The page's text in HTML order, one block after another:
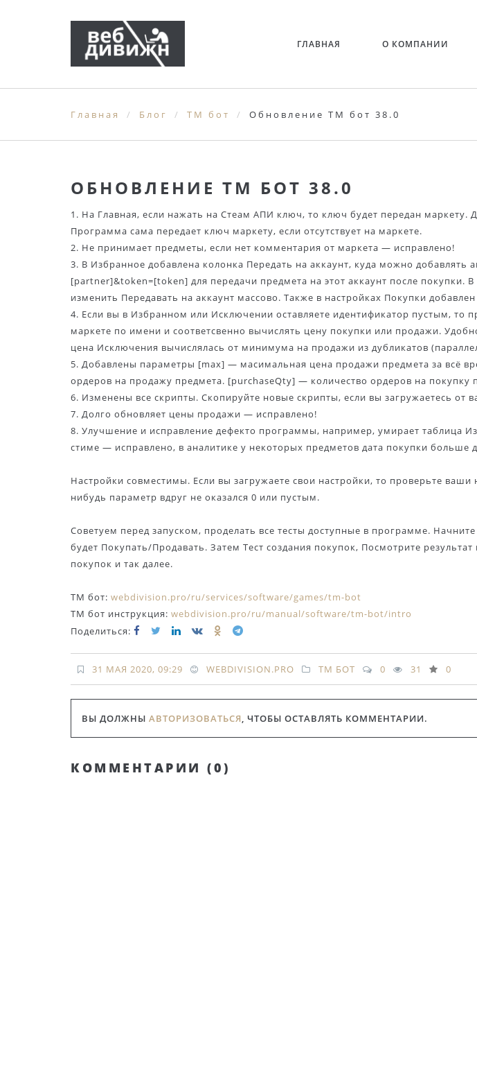
ГЛАВНАЯ О КОМПАНИИ
Главная Блог TM бот Обновление TM бот 38.0
ОБНОВЛЕНИЕ TM БОТ 38.0
1. На Главная, если нажать на Стеам АПИ ключ, то ключ будет передан маркету.
Программа сама передает ключ маркету, если отсутствует на маркете.
2. Не принимает предметы, если нет комментария от маркета — исправлено!
3. В Избранное добавлена колонка Передать на аккаунт, куда можно добавлять
[partner]&token=[token] для передачи предмета на этот аккаунт после
изменить Передавать на аккаунт массово. Также в настройках Покупки
4. Если вы в Избранном или Исключении оставляете идентификатор пустым, то
маркете по имени и соответсвенно вычислять цену покупки или продажи.
цена Исключения вычислялась от минимума на продажи из дубликатов
5. Добавлены параметры [max] — масимальная цена продажи предмета за всё
ордеров на продажу предмета. [purchaseQty] — количество ордеров на покупку
6. Изменены все скрипты. Скопируйте новые скрипты, если вы загружаетесь от
7. Долго обновляет цены продажи — исправлено!
8. Улучшение и исправление дефекто программы, например, умирает таблица
стиме — исправлено, в аналитике у некоторых предметов дата покупки
Настройки совместимы. Если вы загружаете свои настройки, то проверьте
нибудь параметр вдруг не оказался 0 или пустым.
Советуем перед запуском, проделать все тесты доступные в программе.
будет Покупать/Продавать. Затем Тест создания покупок, Посмотрите
покупок и так далее.
TM бот: webdivision.pro/ru/services/software/games/tm-bot
TM бот инструкция: webdivision.pro/ru/manual/software/tm-bot/intro
Поделиться:
31 МАЯ 2020, 09:29 WEBDIVISION.PRO TM БОТ 0 31 0
ВЫ ДОЛЖНЫ АВТОРИЗОВАТЬСЯ, ЧТОБЫ ОСТАВЛЯТЬ КОММЕНТАРИИ.
КОММЕНТАРИИ (0)